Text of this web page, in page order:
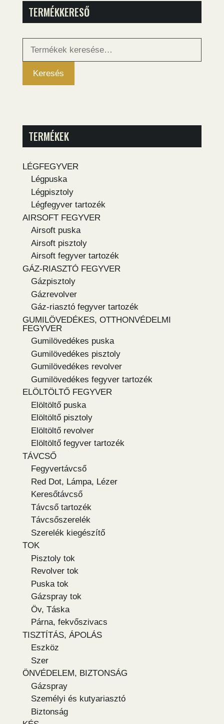
TERMÉKKERESŐ
Keresés
Keresés
TERMÉKEK
LÉGFEGYVER
Légpuska
Légpisztoly
Légfegyver tartozék
AIRSOFT FEGYVER
Airsoft puska
Airsoft pisztoly
Airsoft fegyver tartozék
GÁZ-RIASZTÓ FEGYVER
Gázpisztoly
Gázrevolver
Gáz-riasztó fegyver tartozék
GUMILÖVEDÉKES, OTTHONVÉDELMI
FEGYVER
Gumilövedékes puska
Gumilövedékes pisztoly
Gumilövedékes revolver
Gumilövedékes fegyver tartozék
ELÖLTÖLTŐ FEGYVER
Elöltöltő puska
Elöltöltő pisztoly
Elöltöltő revolver
Elöltöltő fegyver tartozék
TÁVCSŐ
Fegyvertávcső
Red Dot, Lámpa, Lézer
Keresőtávcső
Távcső tartozék
Távcsőszerelék
Szerelék kiegészítő
TOK
Pisztoly tok
Revolver tok
Puska tok
Gázspray tok
Öv, Táska
Párna, fekvőszivacs
TISZTÍTÁS, ÁPOLÁS
Eszköz
Szer
ÖNVÉDELEM, BIZTONSÁG
Gázspray
Személyi és kutyariasztó
Biztonság